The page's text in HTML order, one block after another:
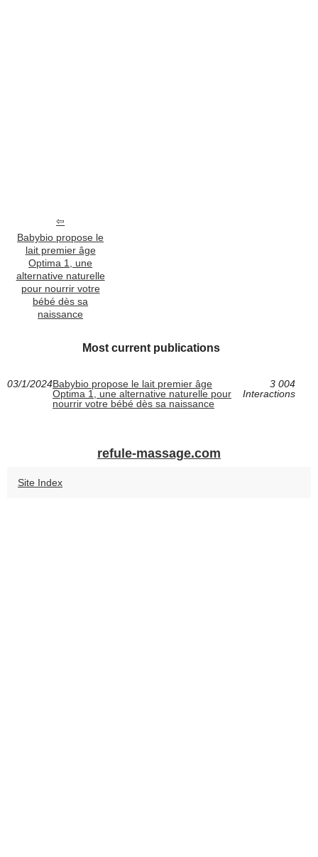
Babybio propose le
lait premier âge
Optima 1, une
alternative naturelle
pour nourrir votre
bébé dès sa
naissance
Most current publications
03/1/2024Babybio propose le lait premier âge
Optima 1, une alternative naturelle pour
nourrir votre bébé dès sa naissance
3 004
Interactions
refule-massage.com
Site Index